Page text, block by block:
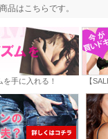
品
品はこちらです。
手に入れる！ 【